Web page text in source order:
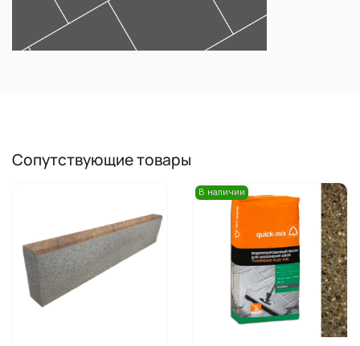
Сопутствующие товары
В наличии